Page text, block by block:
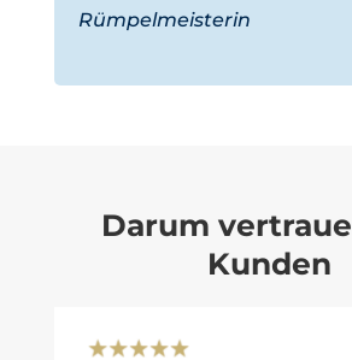
Rümpelmeisterin
Darum
Kunden